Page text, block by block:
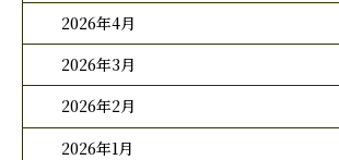
2026年4月
2026年3月
2026年2月
2026年1月